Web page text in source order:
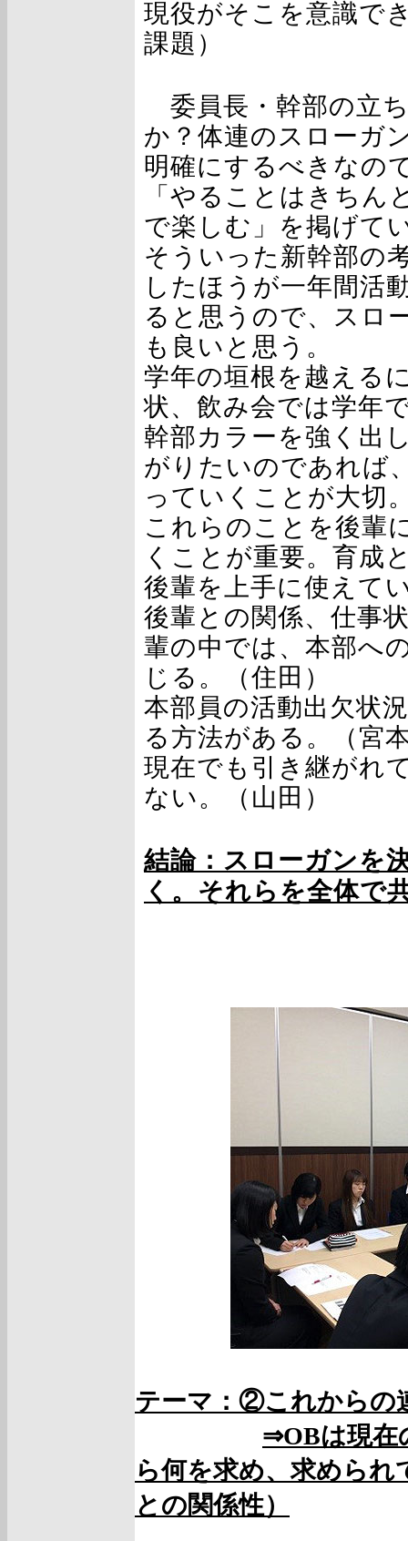
現役がそこを意識で
課題）
委員長・幹部の立
か？体連のスローガ
明確にするべきなの
「やることはきちん
で楽しむ」を掲げて
そういった新幹部の
したほうが一年間活
ると思うので、スロ
も良いと思う。
学年の垣根を越える
状、飲み会では学年
幹部カラーを強く出
がりたいのであれば
っていくことが大切
これらのことを後輩
くことが重要。育成
後輩を上手に使えて
後輩との関係、仕事
輩の中では、本部へ
じる。（住田）
本部員の活動出欠状
る方法がある。（宮
現在でも引き継がれ
ない。（山田）
結論：スローガンを
く。それらを全体で
テーマ：②これからの
⇒OBは現在
ら何を求め、求めら
との関係性）